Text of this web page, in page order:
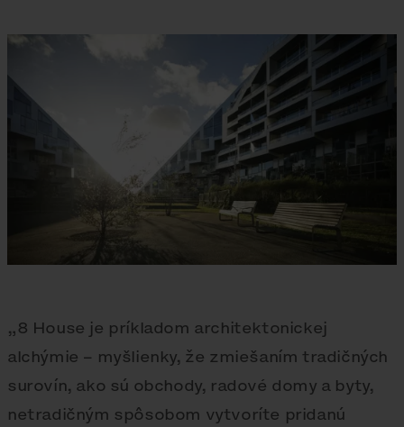
„8 House je príkladom architektonickej
alchýmie – myšlienky, že zmiešaním tradičných
surovín, ako sú obchody, radové domy a byty,
netradičným spôsobom vytvoríte pridanú